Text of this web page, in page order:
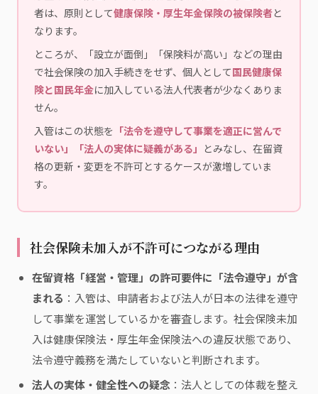
者は、原則として健康保険・厚生年金保険の被保険者と
なります。
ところが、「設立が面倒」「保険料が高い」などの理由
で社会保険の加入手続きをせず、個人として国民健康保
険と国民年金に加入している法人代表者が少なくありま
せん。
入管はこの状態を 「法令を遵守して事業を適正に営んで
いない」「法人の実体に疑義がある」 とみなし、在留資
格の更新・変更を不許可とするケースが激増していま
す。
社会保険未加入が不許可につながる理由
在留資格「経営・管理」の許可要件に「法令遵守」が含
まれる ：入管は、申請者および法人が日本の法律を遵守
して事業を運営しているかを審査します。社会保険未加
入は健康保険法・厚生年金保険法への違反状態であり、
法令遵守義務を満たしていないと判断されます。
法人の実体・健全性への疑念 ：法人としての体裁を整え